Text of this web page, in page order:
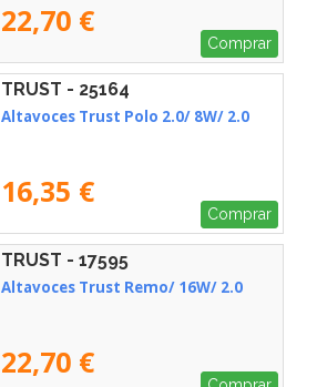
22,70 €
Comprar
TRUST - 25164
Altavoces Trust Polo 2.0/ 8W/ 2.0
16,35 €
Comprar
TRUST - 17595
Altavoces Trust Remo/ 16W/ 2.0
22,70 €